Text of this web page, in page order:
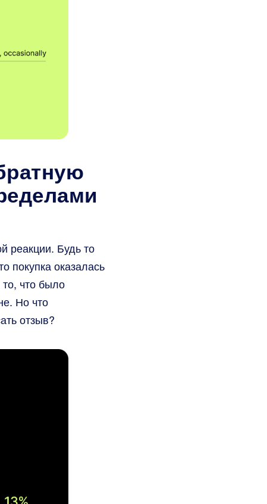
реакции. Будь то
покупка оказалась
что было
Но что
отзыв?